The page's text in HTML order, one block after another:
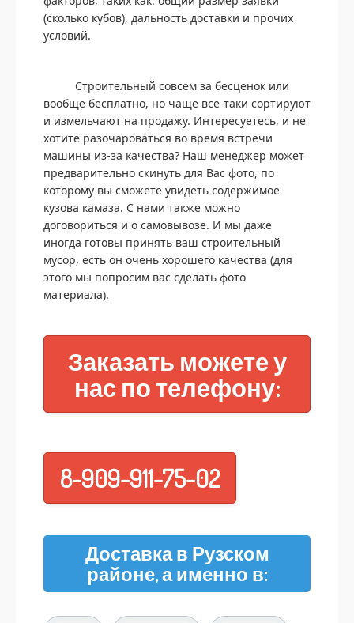
(сколько кубов), дальность доставки и прочих
условий.
Строительный совсем за бесценок или
вообще бесплатно, но чаще все-таки сортируют
и измельчают на продажу. Интересуетесь, и не
хотите разочароваться во время встречи
машины из-за качества? Наш менеджер может
предварительно скинуть для Вас фото, по
которому вы сможете увидеть содержимое
кузова камаза. С нами также можно
договориться и о самовывозе. И мы даже
иногда готовы принять ваш строительный
мусор, есть он очень хорошего качества (для
этого мы попросим вас сделать фото
материала).
Заказать можете у
нас по телефону:
8-909-911-75-02
Доставка в Рузском
районе, а именно в: